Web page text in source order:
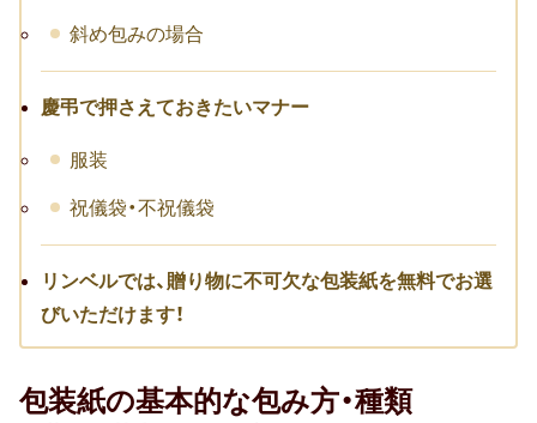
開店・移転祝い
昇進・栄転祝い
叙勲祝い
陣中見舞い
斜め包みの場合
慶弔で押さえておきたいマナー
服装
祝儀袋・不祝儀袋
リンベルでは、贈り物に不可欠な包装紙を無料でお選
びいただけます！
包装紙の基本的な包み方・種類